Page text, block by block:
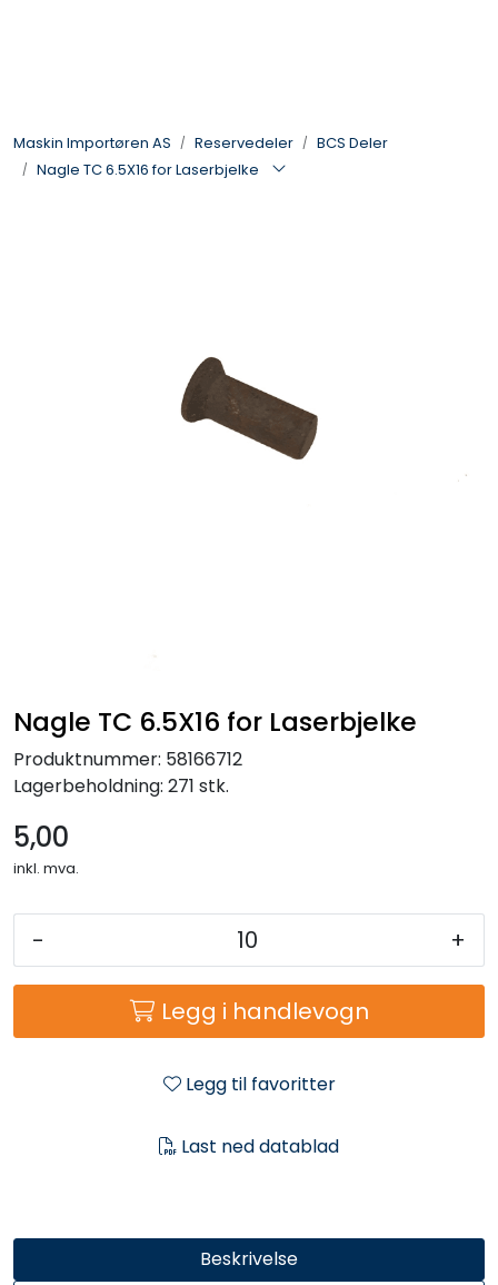
Maskin Importøren AS Reservedeler
BCS Deler
Nagle TC 6.5X16 for Laserbjelke
Nagle TC 6.5X16 for Laserbjelke
Produktnummer: 58166712
Lagerbeholdning: 271 stk.
5,00
inkl. mva.
- +
Legg i handlevogn
Legg til favoritter
Last ned datablad
Beskrivelse
Sprøyter
ATV & Plentraktorutstyr
Ryggsprøyte
Elektriske Maskiner
Kataloger